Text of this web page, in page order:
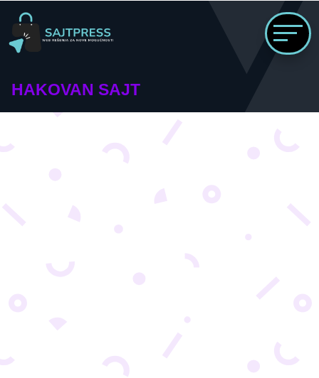
HAKOVAN SAJT